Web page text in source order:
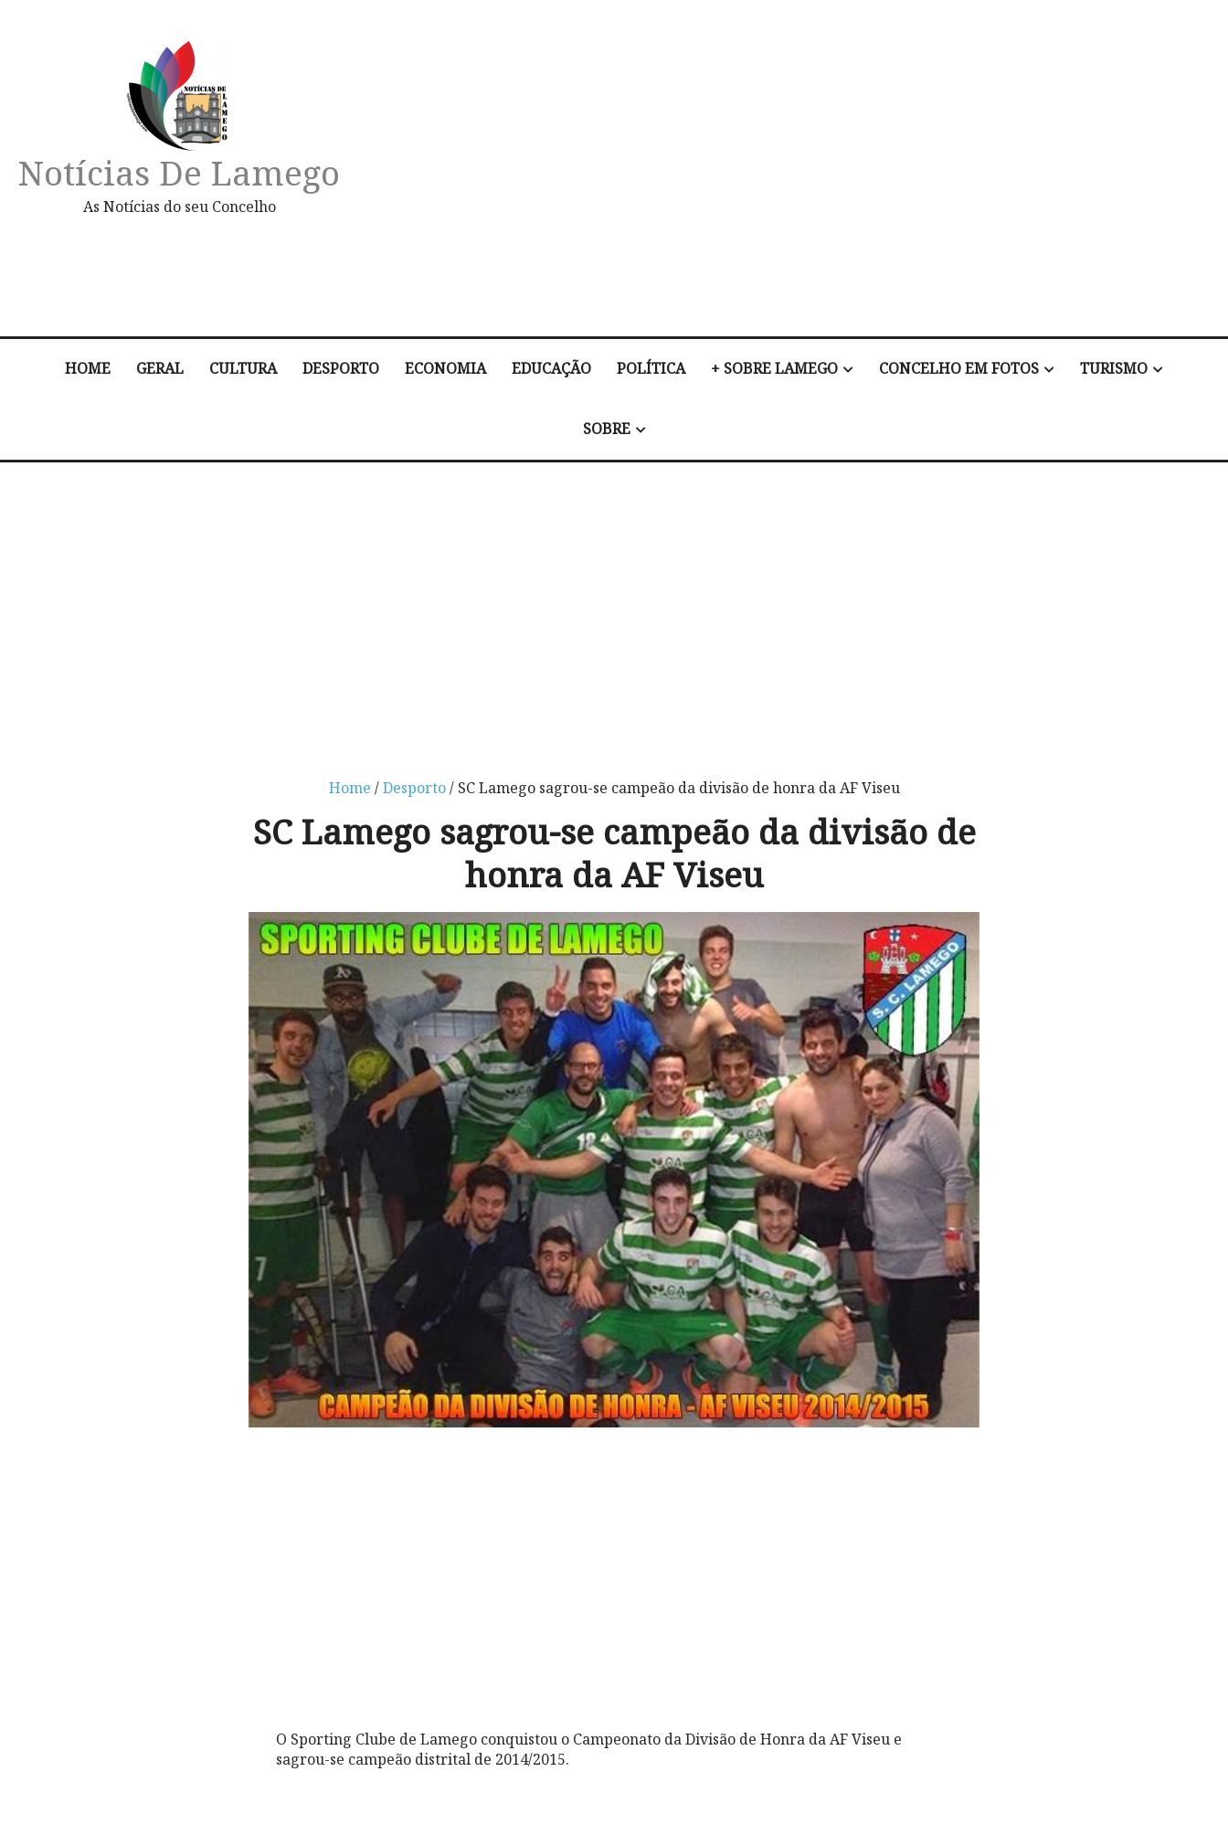
Notícias De Lamego
As Notícias do seu Concelho
HOME GERAL CULTURA DESPORTO ECONOMIA EDUCAÇÃO POLÍTICA + SOBRE LAMEGO CONCELHO EM FOTOS TURISMO
SOBRE
Home /Desporto/ SC Lamego sagrou-se campeão da divisão de honra da AF Viseu
SC Lamego sagrou-se campeão da divisão de
honra da AF Viseu
O Sporting Clube de Lamego conquistou o Campeonato da Divisão de Honra da AF Viseu e
sagrou-se campeão distrital de 2014/2015.